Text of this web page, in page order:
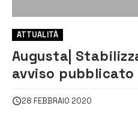
ATTUALITÀ
Augusta|
avviso pubblicato
protesta
28 FEBBRAIO 2020